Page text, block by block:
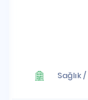
Sağlık/